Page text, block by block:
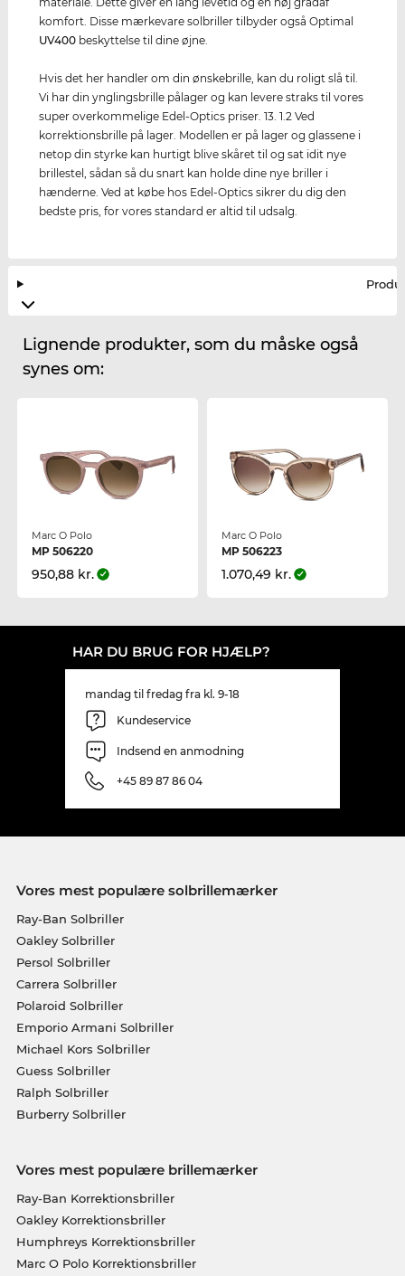
komfort. Disse mærkevare solbriller tilbyder også Optimal
UV400 beskyttelse til dine øjne.
Hvis det her handler om din ønskebrille, kan du roligt slå til.
Vi har din ynglingsbrille pålager og kan levere straks til vores
super overkommelige Edel-Optics priser. 13. 1.2 Ved
korrektionsbrille på lager. Modellen er på lager og glassene i
netop din styrke kan hurtigt blive skåret til og sat idit nye
brillestel, sådan så du snart kan holde dine nye briller i
hænderne. Ved at købe hos Edel-Optics sikrer du dig den
bedste pris, for vores standard er altid til udsalg.
Lignende produkter, som du måske også
synes om:
Marc O Polo
MP 506220
950,88 kr.
Marc O Polo
MP 506223
1.070,49 kr.
HAR DU BRUG FOR HJÆLP?
mandag til fredag fra kl. 9-18
Kundeservice
Indsend en anmodning
+45 89 87 86 04
Vores mest populære solbrillemærker
Ray-Ban Solbriller
Oakley Solbriller
Persol Solbriller
Carrera Solbriller
Polaroid Solbriller
Emporio Armani Solbriller
Michael Kors Solbriller
Guess Solbriller
Ralph Solbriller
Burberry Solbriller
Vores mest populære brillemærker
Ray-Ban Korrektionsbriller
Oakley Korrektionsbriller
Humphreys Korrektionsbriller
Marc O Polo Korrektionsbriller